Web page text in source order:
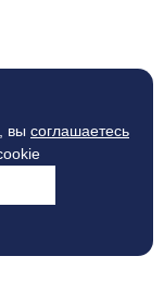
вы соглашаетесь